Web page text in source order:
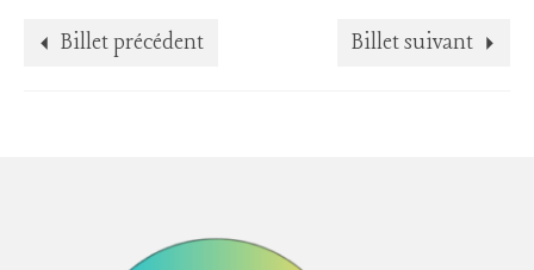
Billet précédent Billet suivant